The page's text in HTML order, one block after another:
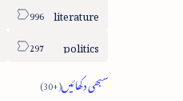
literature
politics